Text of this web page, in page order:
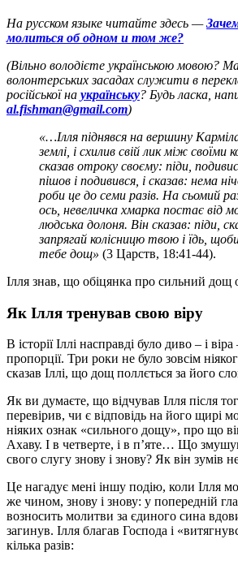
На русском языке читайте здесь —
молиться об одном и том же?
(Вільно володієте українською мовою?
волонтерських засадах служити в
російської на українську? Будь ласка,
al.fishman@gmail.com)
«…Ілля піднявся на вершину
землі, і схилив свій лик між своїми
сказав отроку своєму: піди,
пішов і подивився, і сказав: нема
роби це до семи разів. На сьомий
ось, невеличка хмарка постає від
людська долоня. Він сказав: піди,
запрягай колісницю твою і їдь,
тебе дощ» (3 Царств, 18:41-44).
Ілля знав, що обіцянка про сильний дощ
Як Ілля тренував свою віру
В історії Іллі насправді було диво – і
пропорції. Три роки не було зовсім
сказав Іллі, що дощ поллється за його
Як ви думаєте, що відчував Ілля після
перевірив, чи є відповідь на його щирі
ніяких ознак «сильного дощу», про що
Ахаву. І в четверте, і в п’яте… Що
свого слугу знову і знову? Як він зумів
Це нагадує мені іншу подію, коли Ілля
же чином, знову і знову: у попередній
возносить молитви за єдиного сина
загинув. Ілля благав Господа і
кілька разів: